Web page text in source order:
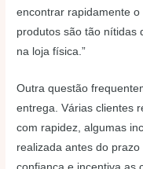
encontrar rapidamente
produtos são tão nítidas
na loja física.”
Outra questão
entrega. Várias clientes
com rapidez, algumas
realizada antes do